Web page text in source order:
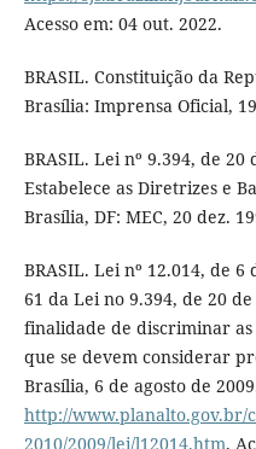
Acesso em: 04 out. 2022.
BRASIL. Constituição da
Brasília: Imprensa Oficial,
BRASIL. Lei nº 9.394, de
Estabelece as Diretrizes e
Brasília, DF: MEC, 20 dez.
BRASIL. Lei nº 12.014, de
61 da Lei no 9.394, de 20
finalidade de discriminar
que se devem considerar
Brasília, 6 de agosto de
http://www.planalto.gov.br/
2010/2009/lei/l12014.htm.